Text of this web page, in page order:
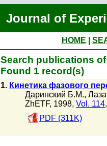
Journal of
HOME
Search publications
Found 1 record(s)
1. Кинетика фазового
Даринский Б.М.,
ZhETF, 1998, Vol. 114,
PDF (311K)